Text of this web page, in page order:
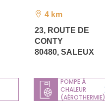
4 km
23, ROUTE DE
CONTY
80480,SALEUX
POMPE À
CHALEUR
(AÉROTHERMIE)